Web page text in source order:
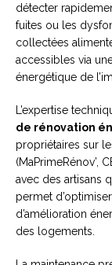
détecter
fuites ou les
collectées
accessibles via
énergétique de
L’expertise
de rénovation
propriétaires sur
(MaPrimeRénov’,
avec des artisans
permet
d’amélioration
des logements.